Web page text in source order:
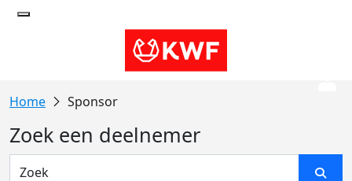
Sponsor
Zoek een deelnemer